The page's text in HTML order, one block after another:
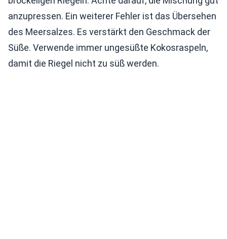
anzupressen. Ein weiterer Fehler ist das Übersehen
des Meersalzes. Es verstärkt den Geschmack der
Süße. Verwende immer ungesüßte Kokosraspeln,
damit die Riegel nicht zu süß werden.